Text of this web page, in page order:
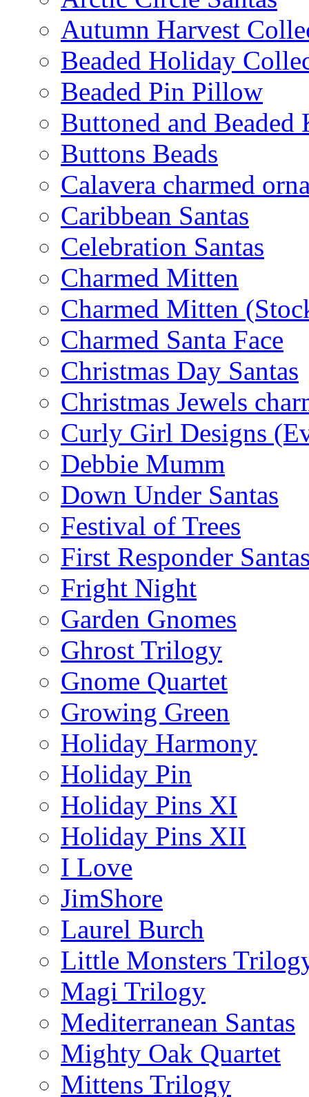
Autumn Harvest
Beaded Holiday
Beaded Pin Pillow
Buttoned and Beaded
Buttons Beads
Calavera charmed
Caribbean Santas
Celebration Santas
Charmed Mitten
Charmed Mitten
Charmed Santa Face
Christmas Day Santas
Christmas Jewels
Curly Girl Designs
Debbie Mumm
Down Under Santas
Festival of Trees
First Responder
Fright Night
Garden Gnomes
Ghrost Trilogy
Gnome Quartet
Growing Green
Holiday Harmony
Holiday Pin
Holiday Pins XI
Holiday Pins XII
I Love
JimShore
Laurel Burch
Little Monsters
Magi Trilogy
Mediterranean Santas
Mighty Oak Quartet
Mittens Trilogy